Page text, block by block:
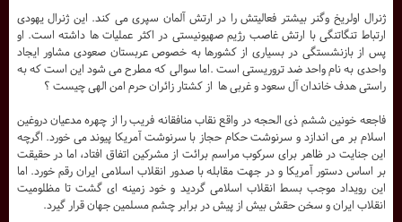
ژنرال اولریخ وگنر بیشتر فعالیتش را در ارتش آلمان سپری می کند. این ژنرال یهودی
ارتباط تنگاتنگی با ارتش غاصب رژیم صهیونیستی در اکثر عملیات ها داشته است. او
پس از بازنشستگی در بسیاری از کشورها به خصوص عربستان صعودی مشاور ایجاد
واحدی به نام واحد ضد تروریستی است .اما سوالی که مطرح می شود این است که به
راستی هدف خاندان آل سعود و غربی ها از کشتار زائران حرم امن الهی چیست ؟
فاجعه خونین ششم ذی الحجه در واقع نقاب منافقانه فریب را از چهره مدعیان دروغین
اسلام بر می اندازد و سرنوشت حکام حجاز با سرنوشت آمریکا پیوند می خورد. اگرچه
این جنایت در ظاهر برای سرکوب مراسم برائت از مشرکین اتفاق افتاد، اما در حقیقت
بر اساس دستور آمریکا و در جهت مقابله با صدور انقلاب اسلامی ایران رقم خورد. اما
این رویداد موجب بسط انقلاب اسلامی گردید و خود زمینه ای گشت تا مظلومیت
انقلاب ایران و سخن حقش بیش از پیش در برابر چشم مسلمین جهان قرار گیرد.